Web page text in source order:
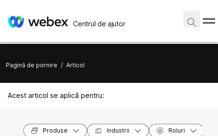
Centrul de ajutor
Pagină de pornire / Articol
Acest articol se aplică pentru:
Produse Industrii Roluri